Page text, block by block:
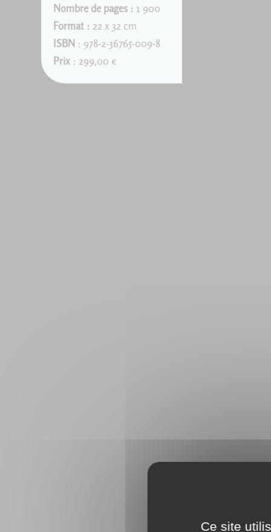
Nombre de pages : 1 900
Format : 22 x 32 cm
ISBN : 978-2-36765-009-8
Prix: 299,00 €
Ce site